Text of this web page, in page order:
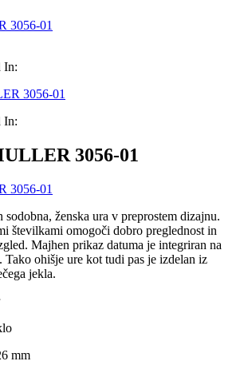
3056-01
In:
In:
3056-01
3056-01
sodobna, ženska ura v preprostem dizajnu.
številkami omogoči dobro preglednost in
Majhen prikaz datuma je integriran na
Tako ohišje ure kot tudi pas je izdelan iz
jekla.
mm